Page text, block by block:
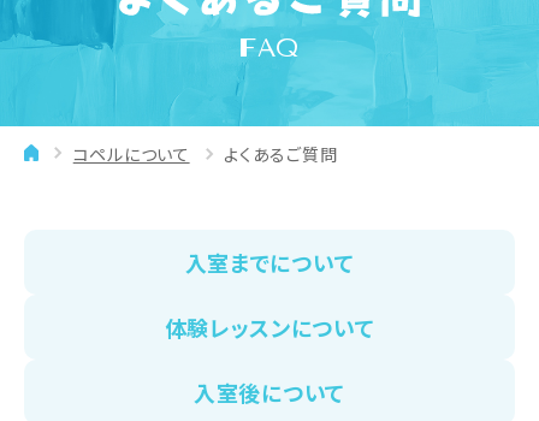
FAQ
コペルについて よくあるご質問
入室までについて
体験レッスンについて
入室後について